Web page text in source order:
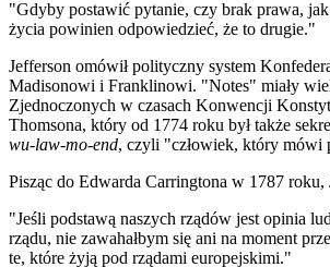
"Gdyby postawić pytanie, czy brak prawa,
życia powinien odpowiedzieć, że to drugie."
Jefferson omówił polityczny system
Madisonowi i Franklinowi. "Notes" miały
Zjednoczonych w czasach Konwencji
Thomsona, który od 1774 roku był także
wu-law-mo-end, czyli "człowiek, który mówi
Pisząc do Edwarda Carringtona w 1787 roku,
"Jeśli podstawą naszych rządów jest opinia
rządu, nie zawahałbym się ani na moment
te, które żyją pod rządami europejskimi."